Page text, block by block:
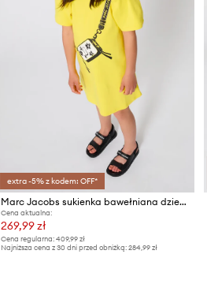
extra -5% z kodem: OFF*
Marc Jacobs sukienka bawełniana dziecięca
Cena aktualna:
269,99 zł
Cena regularna: 409,99 zł
Najniższa cena z 30 dni przed obniżką: 284,99 zł